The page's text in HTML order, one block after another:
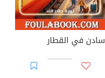
سادن في القطار